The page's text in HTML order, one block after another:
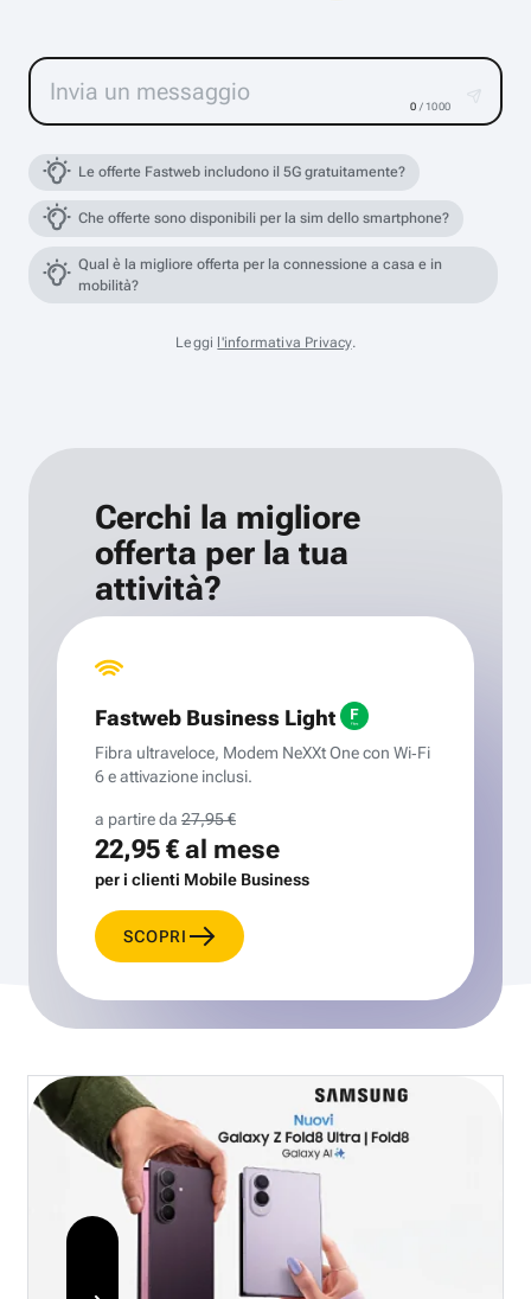
0 / 1000
Le offerte Fastweb includono il 5G gratuitamente?
Che offerte sono disponibili per la sim dello smartphone?
Qual è la migliore offerta per la connessione a casa e in
mobilità?
Leggi l'informativa Privacy.
Cerchi la migliore
offerta per la tua
attività?
Fastweb Business Light
Fibra ultraveloce, Modem NeXXt One con Wi‑Fi
6 e attivazione inclusi.
a partire da 27,95 €
22,95 €al mese
per i clienti Mobile Business
SCOPRI